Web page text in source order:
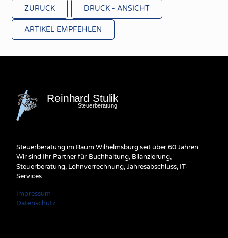
ZURÜCK DRUCK - ANSICHT
ARTIKEL EMPFEHLEN
Steuerberatung im Raum Wilhelmsburg seit über 60 Jahren.
Wir sind Ihr Partner für Buchhaltung, Bilanzierung,
Steuerberatung, Lohnverrechnung, Jahresabschluss, IT-
Services
Impressum
Datenschutz